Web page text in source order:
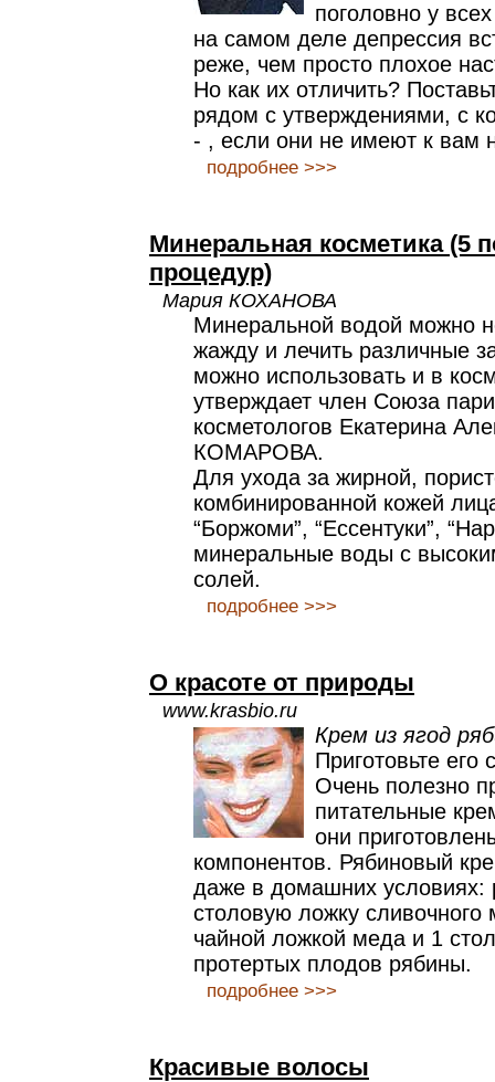
поголовно у
на самом деле депрессия
реже, чем просто плохое
Но как их отличить?
рядом с утверждениями, с
- , если они не имеют к вам
подробнее >>>
Минеральная косметика (5
процедур)
Мария КОХАНОВА
Минеральной водой можно
жажду и лечить различные
можно использовать и в
утверждает член Союза
косметологов Екатерина
КОМАРОВА.
Для ухода за жирной,
комбинированной кожей
“Боржоми”, “Ессентуки”,
минеральные воды с
солей.
подробнее >>>
О красоте от природы
www.krasbio.ru
Крем из ягод
Приготовьте его
Очень полезно
питательные
они
компонентов. Рябиновый
даже в домашних условиях:
столовую ложку
чайной ложкой меда и 1
протертых плодов рябины.
подробнее >>>
Красивые волосы